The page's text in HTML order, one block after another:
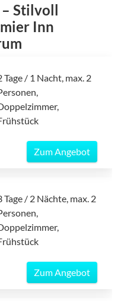
Stilvoll
Inn
Tage / 1 Nacht, max. 2
Zum Angebot
Tage / 2 Nächte, max. 2
Zum Angebot